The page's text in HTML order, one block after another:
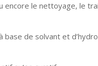
encore le nettoyage, le
de solvant et